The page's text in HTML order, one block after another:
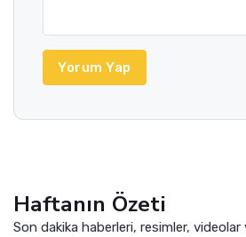
Yorum Yap
Haftanın Özeti
Son dakika haberleri, resimler,